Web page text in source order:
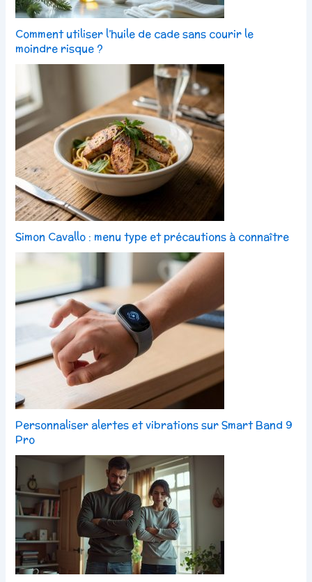
Comment utiliser l’huile de cade sans courir le
moindre risque ?
Simon Cavallo : menu type et précautions à connaître
Personnaliser alertes et vibrations sur Smart Band 9
Pro